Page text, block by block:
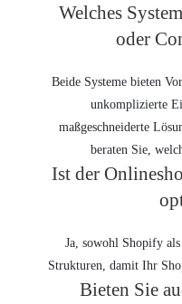
Welches
oder
Beide Systeme bieten
unkomplizierte
maßgeschneiderte
beraten Sie,
Ist der
Ja, sowohl Shopify
Strukturen, damit Ihr
Bieten Sie